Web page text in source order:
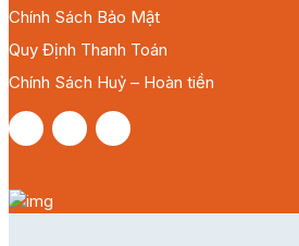
Chính Sách Bảo Mật
Quy Định Thanh Toán
Chính Sách Huỷ – Hoàn tiền